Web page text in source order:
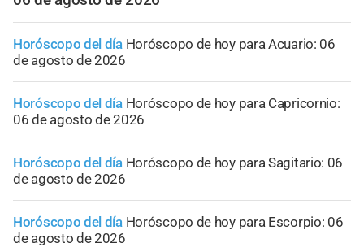
Horóscopo del día Horóscopo de hoy para Acuario: 06
de agosto de 2026
Horóscopo del día Horóscopo de hoy para Capricornio:
06 de agosto de 2026
Horóscopo del día Horóscopo de hoy para Sagitario: 06
de agosto de 2026
Horóscopo del día Horóscopo de hoy para Escorpio: 06
de agosto de 2026